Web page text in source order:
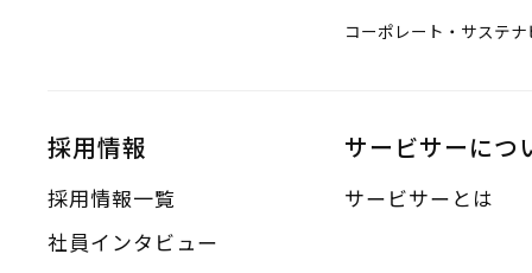
コーポレート・サステナ
採用情報
採用情報一覧
社員インタビュー
サービサーにつ
サービサーとは